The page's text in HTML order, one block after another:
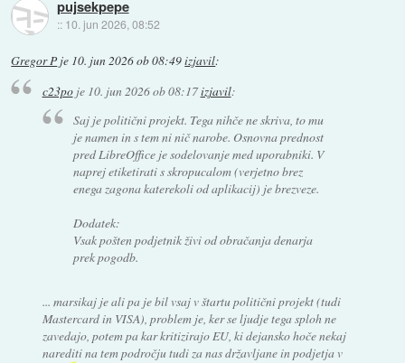
pujsekpepe
:: 10. jun 2026, 08:52
Gregor P je 10. jun 2026 ob 08:49izjavil:
c23poje 10. jun 2026 ob 08:17izjavil:
Saj je politični projekt. Tega nihče ne skriva, to mu
je namen in s tem ni nič narobe. Osnovna prednost
pred LibreOffice je sodelovanje med uporabniki. V
naprej etiketirati s skropucalom (verjetno brez
enega zagona katerekoli od aplikacij) je brezveze.
Dodatek:
Vsak pošten podjetnik živi od obračanja denarja
prek pogodb.
... marsikaj je ali pa je bil vsaj v štartu politični projekt (tudi
Mastercard in VISA), problem je, ker se ljudje tega sploh ne
zavedajo, potem pa kar kritizirajo EU, ki dejansko hoče nekaj
narediti na tem področju tudi za nas državljane in podjetja v